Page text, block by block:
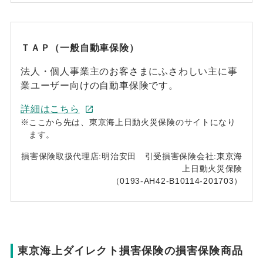
ＴＡＰ（一般自動車保険）
法人・個人事業主のお客さまにふさわしい主に事
業ユーザー向けの自動車保険です。
詳細はこちら
※ ここから先は、東京海上日動火災保険のサイトになり
ます。
損害保険取扱代理店:明治安田 引受損害保険会社:東京海
上日動火災保険
（0193-AH42-B10114-201703）
東京海上ダイレクト損害保険の損害保険商品